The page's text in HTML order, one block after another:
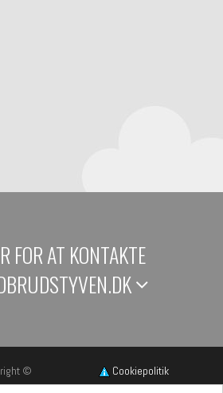
FOR AT KONTAKTE
©
Cookiepolitik